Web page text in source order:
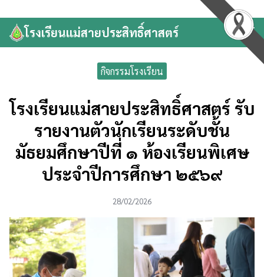
to
contentโรงเรียนแม่สายประสิทธิ์ศาสตร์
Search
for:
กิจกรรมโรงเรียน
โรงเรียนแม่สายประสิทธิ์ศาสตร์ รับ
รายงานตัวนักเรียนระดับชั้น
มัธยมศึกษาปีที่ ๑ ห้องเรียนพิเศษ
ประจำปีการศึกษา ๒๕๖๙
28/02/2026